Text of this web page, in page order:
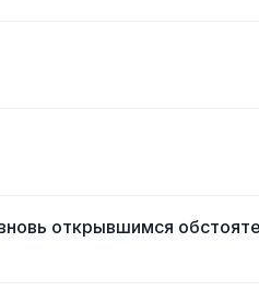
открывшимся